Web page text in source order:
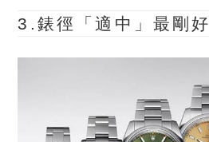
3.錶徑「適中」最剛好